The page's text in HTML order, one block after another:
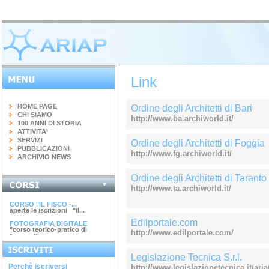
HOME PAGE
CHI SIAMO
100 ANNI DI STORIA
ATTIVITA'
SERVIZI
PUBBLICAZIONI
ARCHIVIO NEWS
INGEGNERIA DEL...
terminato il corso di 20 ore...
CORSO "IL FISCO -...
aperte le iscrizioni "il...
FOTOGRAFIA DIGITALE
"corso teorico-pratico di
fotografia...
ARGINI, SPONDE E...
corso di 4 ore argini, spinde
e...
DIAGNOSTICA...
avviato il corso di 28 ore...
Perchè iscriversi
Link
Ordine degli Architetti di Bari
http://www.ba.archiworld.it/
Ordine degli Architetti di Foggia
http://www.fg.archiworld.it/
Ordine degli Architetti di Taranto
http://www.ta.archiworld.it/
Edilportale.com
http://www.edilportale.com/
Legislazione Tecnica S.r.l.